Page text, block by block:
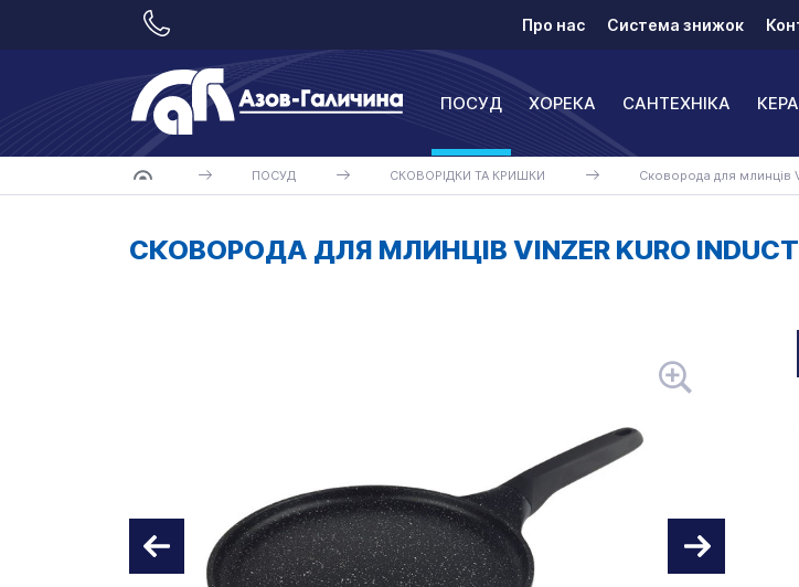
Про нас Система знижок
ПОСУД ХОРЕКА САНТЕХНІКА
ПОСУД СКОВОРІДКИ ТА КРИШКИ Сковорода для млинців
СКОВОРОДА ДЛЯ МЛИНЦІВ VINZER KURO